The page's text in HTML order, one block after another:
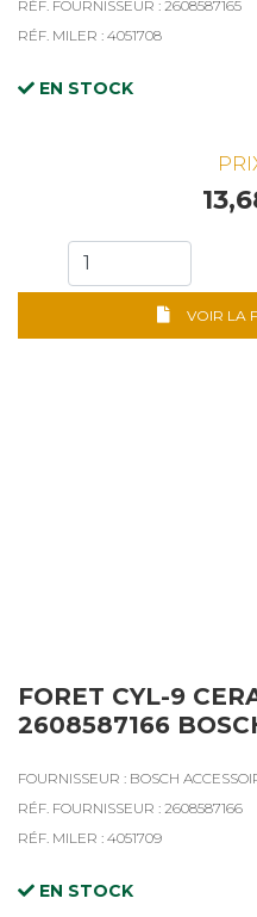
RÉF. FOURNISSEUR : 2608587165
RÉF. MILER : 4051708
EN STOCK
VOIR LA
FORET CYL-9
2608587166
FOURNISSEUR : BOSCH
RÉF. FOURNISSEUR : 2608587166
RÉF. MILER : 4051709
EN STOCK